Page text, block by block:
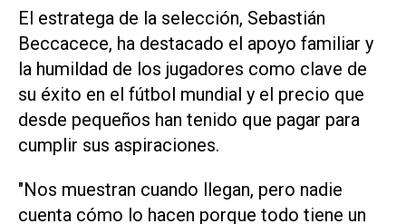
El estratega de la selección, Sebastián
Beccacece, ha destacado el apoyo familiar y
la humildad ‌de los jugadores como ⁠clave de
su éxito en el fútbol mundial y el precio que
desde pequeños han tenido que pagar para
cumplir sus aspiraciones.
"Nos muestran cuando llegan, pero nadie
cuenta ​cómo lo hacen porque todo tiene un